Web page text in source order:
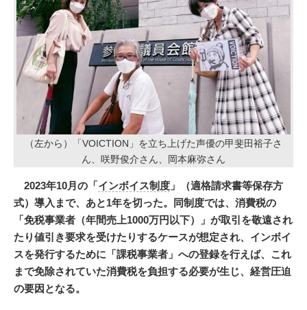
（左から）「VOICTION」を立ち上げた声優の甲斐田裕子さ
ん、咲野俊介さん、岡本麻弥さん
2023年10月の「インボイス制度 」（適格請求書等保存方
式）導入まで、あと1年を切った。同制度では、消費税の
「免税事業者（年間売上1000万円以下）」が取引を敬遠され
たり値引き要求を受けたりするケースが想定され、インボイ
スを発行するために「課税事業者」への登録を行えば、これ
まで免除されていた消費税を負担する必要が生じ、経営圧迫
の要因となる。